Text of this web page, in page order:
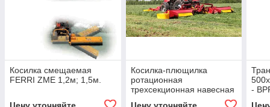
Косилка смещаемая
FERRI ZME 1,2м; 1,5м.
Косилка-плющилка
ротационная
трехсекционная навесная
-